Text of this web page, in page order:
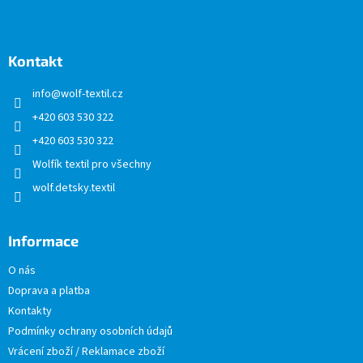
Kontakt
info@wolf-textil.cz
+420 603 530 322
+420 603 530 322
Wolfík textil pro všechny
wolf.detsky.textil
Informace
O nás
Doprava a platba
Kontakty
Podmínky ochrany osobních údajů
Vrácení zboží / Reklamace zboží